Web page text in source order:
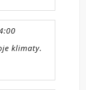
klimaty.